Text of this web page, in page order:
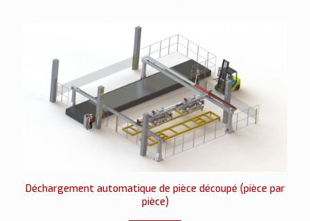
Déchargement automatique de pièce découpé (pièce par
pièce)